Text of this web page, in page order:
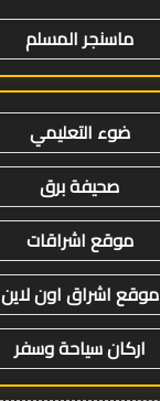
ماسنجر المسلم
ضوء التعليمي
صحيفة برق
موقع اشراقات
موقع اشراق اون لاين
اركان سياحة وسفر